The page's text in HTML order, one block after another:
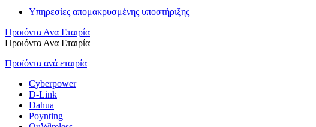
Υπηρεσίες απομακρυσμένης υποστήριξης
Προιόντα Ανα Εταιρία
Προιόντα Ανα Εταιρία
Προϊόντα ανά εταιρία
Cyberpower
D-Link
Dahua
Poynting